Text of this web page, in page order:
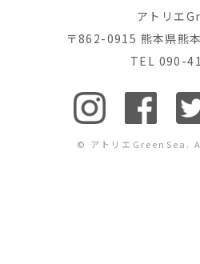
アトリエ
〒862-0915 熊本県熊
TEL 090-
© アトリエGreenSea.